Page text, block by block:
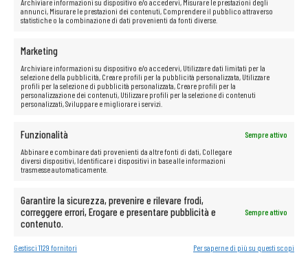
annunci, Misurare le prestazioni dei contenuti, Comprendere il pubblico attraverso
statistiche o la combinazione di dati provenienti da fonti diverse.
Marketing
Archiviare informazioni su dispositivo e/o accedervi, Utilizzare dati limitati per la
selezione della pubblicità, Creare profili per la pubblicità personalizzata, Utilizzare
profili per la selezione di pubblicità personalizzata, Creare profili per la
personalizzazione dei contenuti, Utilizzare profili per la selezione di contenuti
personalizzati, Sviluppare e migliorare i servizi.
Funzionalità
Sempre attivo
Abbinare e combinare dati provenienti da altre fonti di dati, Collegare
diversi dispositivi, Identificare i dispositivi in base alle informazioni
trasmesse automaticamente.
Garantire la sicurezza, prevenire e rilevare frodi,
correggere errori, Erogare e presentare pubblicità e
contenuto.
Sempre attivo
Gestisci 1129 fornitori Per saperne di più su questi scopi
Possibilità multimediali illimitate a
portata di mano!